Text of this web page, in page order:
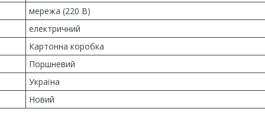
мережа (220 В)
електричний
Картонна коробка
Поршневий
Україна
Новий